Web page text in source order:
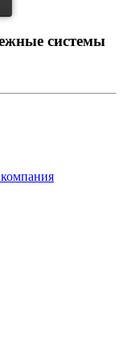
системы